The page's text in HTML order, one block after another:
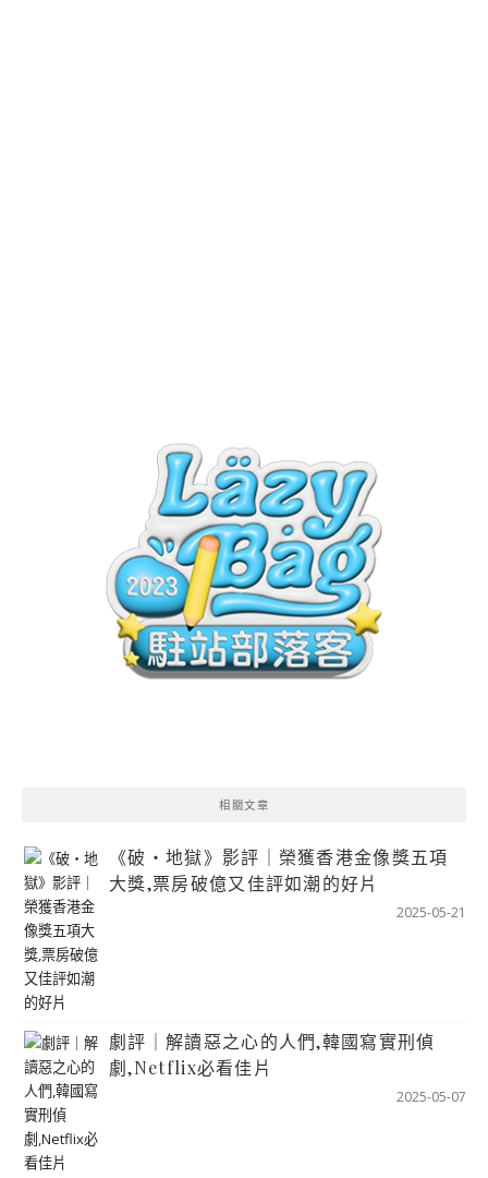
相關文章
《破‧地獄》影評｜榮獲香港金像獎五項
大獎,票房破億又佳評如潮的好片
2025-05-21
劇評｜解讀惡之心的人們,韓國寫實刑偵
劇,Netflix必看佳片
2025-05-07